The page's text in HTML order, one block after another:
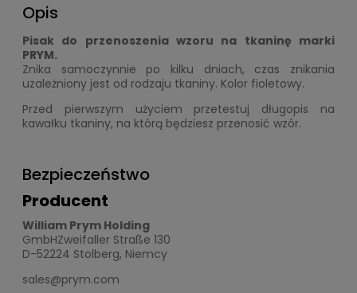
Opis
Pisak do przenoszenia wzoru na tkaninę marki
PRYM.
Znika samoczynnie po kilku dniach, czas znikania
uzależniony jest od rodzaju tkaniny. Kolor fioletowy.
Przed pierwszym użyciem przetestuj długopis na
kawałku tkaniny, na którą będziesz przenosić wzór.
Bezpieczeństwo
Producent
William Prym Holding
GmbHZweifaller Straße 130
D-52224 Stolberg, Niemcy
sales@prym.com